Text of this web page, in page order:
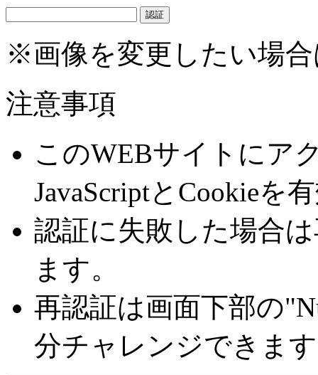
※画像を変更したい場
注意事項
このWEBサイトにア
JavaScriptとCookieを
認証に失敗した場合
ます。
再認証は画面下部の
分チャレンジできま